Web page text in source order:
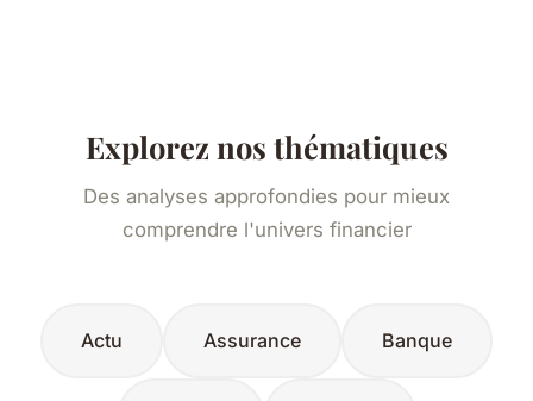
Explorez nos thématiques
Des analyses approfondies pour mieux
comprendre l'univers financier
Actu Assurance Banque